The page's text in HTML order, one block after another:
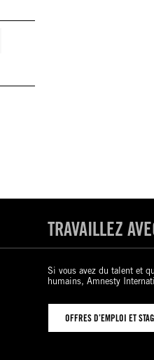
TRAVAILLEZ
Si vous avez du talent et
humains, Amnesty
OFFRES D’EMPLOI ET